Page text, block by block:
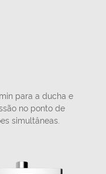
para a ducha e
no ponto de
simultâneas.